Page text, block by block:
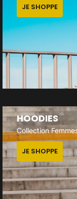
JE SHOPPE
HOODIES
Collection
JE SHOPPE